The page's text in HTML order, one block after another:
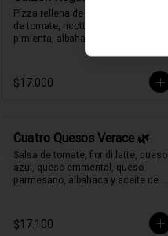
Pizza rellena de fior di latte, salsa
de tomate, ricotta, un toque de
pimienta, albahaca y aceite de
$17.000
Cuatro Quesos Verace 🌿
Salsa de tomate, fior di latte, queso
azul, queso emmental, queso
parmesano, albahaca y aceite de
$17.100